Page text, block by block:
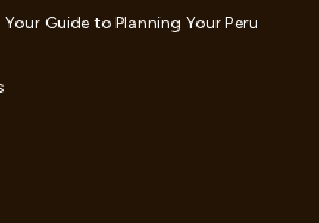
Guide to Planning Your Peru